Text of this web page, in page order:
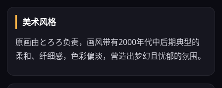
美术风格
原画由とろろ负责，画风带有2000年代中后期典型的
柔和、纤细感，色彩偏淡，营造出梦幻且忧郁的氛围。